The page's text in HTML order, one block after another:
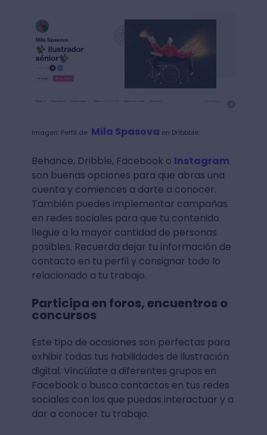
Imagen: Perfil de Mila Spasova en Dribbble.
Behance, Dribble, Facebook o Instagram
son buenas opciones para que abras una
cuenta y comiences a darte a conocer.
También puedes implementar campañas
en redes sociales para que tu contenido
llegue a la mayor cantidad de personas
posibles. Recuerda dejar tu información de
contacto en tu perfil y consignar todo lo
relacionado a tu trabajo.
Participa en foros, encuentros o
concursos
Este tipo de ocasiones son perfectas para
exhibir todas tus habilidades de ilustración
digital. Vincúlate a diferentes grupos en
Facebook o busca contactos en tus redes
sociales con los que puedas interactuar y a
dar a conocer tu trabajo.